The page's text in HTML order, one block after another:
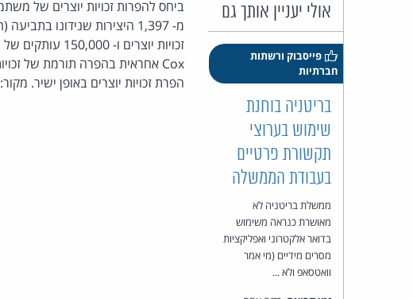
אולי יעניין אותך גם
פייסבוק ורשתות
חברתיות
בריטניה בוחנת
שימוש בערוצי
תקשורת פרטיים
בעבודת הממשלה
ממשלת בריטניה לא
מאושרת כנראה משימוש
בדואר אלקטרוני ואפליקציות
מסרים מידיים (מי אמר
וואטסאפ ולא ...
הפרת זכויות יוצרים באופן ישיר. מקור: